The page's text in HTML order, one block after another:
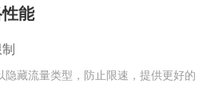
能
隐藏流量类型，防止限速，提供更好的